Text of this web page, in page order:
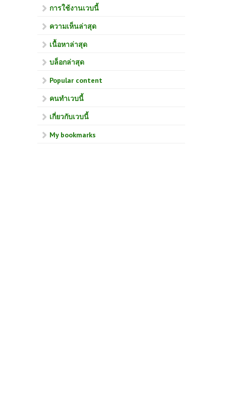
การใช้งานเวบนี้
ความเห็นล่าสุด
เนื้อหาล่าสุด
บล็อกล่าสุด
Popular content
คนทำเวบนี้
เกี่ยวกับเวบนี้
My bookmarks